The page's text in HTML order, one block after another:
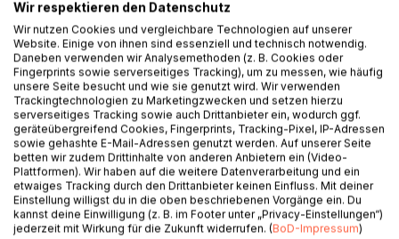
und lieber auf Papiere und Nachweise setzen.
Mitarbeitende in der Kirche verstehen sich lieber
professionell als "geistlich". Wer sich als besonders fromm
definiert, hat den Heiligen Geist im Griff und möchte das
gerne auf seine Mitmenschen und die ganze Kirche sowie
ihre Theologie ausdehnen. Die Botschaft Jesu vom
Glauben an den Gott, der Menschen nicht bedroht, sondern
liebt, kommt dabei oft zu kurz. Je mehr die Institution
Kirche in den Mittelpunkt des Strebens tritt, desto weniger
kann sie dem Wirken des in ihrem Zentrum stehenden
unkontrollierbaren Heiligen Geistes vertrauen.
Nach der Auffassung Jesu aber "weht (immer noch) der
Wir respektieren den Datenschutz
Wir nutzen Cookies und vergleichbare Technologien auf unserer
Website. Einige von ihnen sind essenziell und technisch notwendig.
Daneben verwenden wir Analysemethoden (z. B. Cookies oder
Fingerprints sowie serverseitiges Tracking), um zu messen, wie häufig
unsere Seite besucht und wie sie genutzt wird. Wir verwenden
Trackingtechnologien zu Marketingzwecken und setzen hierzu
serverseitiges Tracking sowie auch Drittanbieter ein, wodurch ggf.
geräteübergreifend Cookies, Fingerprints, Tracking-Pixel, IP-Adressen
sowie gehashte E-Mail-Adressen genutzt werden. Auf unserer Seite
betten wir zudem Drittinhalte von anderen Anbietern ein (Video-
Plattformen). Wir haben auf die weitere Datenverarbeitung und ein
etwaiges Tracking durch den Drittanbieter keinen Einfluss. Mit deiner
Einstellung willigst du in die oben beschriebenen Vorgänge ein. Du
kannst deine Einwilligung (z. B. im Footer unter „Privacy-Einstellungen“)
jederzeit mit Wirkung für die Zukunft widerrufen. (BoD-Impressum)